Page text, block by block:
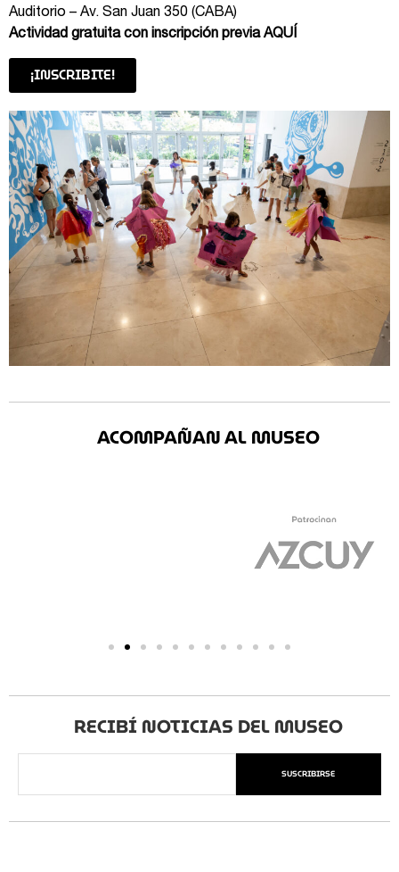
Auditorio – Av. San Juan 350 (CABA)
Actividad gratuita con inscripción previaAQUÍ
¡INSCRIBITE!
ACOMPAÑAN AL MUSEO
RECIBÍ NOTICIAS DEL MUSEO
SUSCRIBIRSE